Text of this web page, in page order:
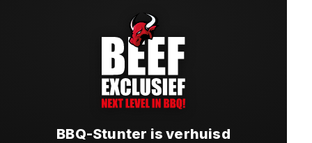
BBQ-Stunter is verhuisd